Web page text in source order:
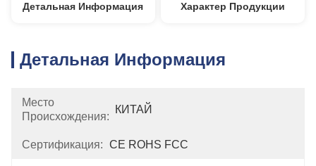
Детальная Информация Характер Продукции
Детальная Информация
Место
Происхождения:
КИТАЙ
Сертификация: CE ROHS FCC